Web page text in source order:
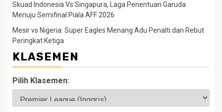
Skuad Indonesia Vs Singapura, Laga Penentuan Garuda
Menuju Semifinal Piala AFF 2026
Mesir vs Nigeria: Super Eagles Menang Adu Penalti dan Rebut
Peringkat Ketiga
KLASEMEN
Pilih Klasemen: